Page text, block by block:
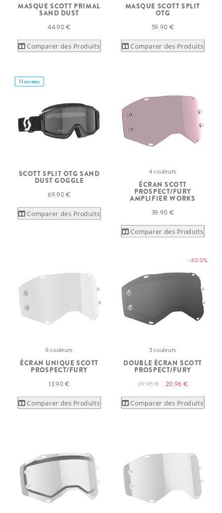
MASQUE SCOTT PRIMAL
SAND DUST
44.90 €
Comparer des Produits
MASQUE SCOTT SPLIT
OTG
59.90 €
Comparer des Produits
Nouveau
SCOTT SPLIT OTG SAND
DUST GOGGLE
69.90 €
Comparer des Produits
4 couleurs
ÉCRAN SCOTT
PROSPECT/FURY
AMPLIFIER WORKS
39.90 €
Comparer des Produits
6 couleurs
ÉCRAN UNIQUE SCOTT
PROSPECT/FURY
13.90 €
Comparer des Produits
-30.0%
3 couleurs
DOUBLE ÉCRAN SCOTT
PROSPECT/FURY
29.95 € 20.96 €
Comparer des Produits